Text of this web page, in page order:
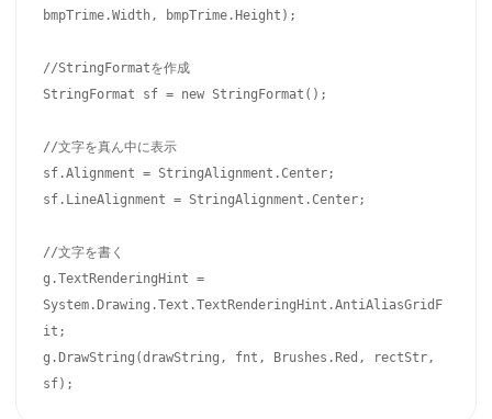
bmpTrime.Width, bmpTrime.Height);
//StringFormatを作成
StringFormat sf = new StringFormat();
//文字を真ん中に表示
sf.Alignment = StringAlignment.Center;
sf.LineAlignment = StringAlignment.Center;
//文字を書く
g.TextRenderingHint =
System.Drawing.Text.TextRenderingHint.AntiAliasGridF
it;
g.DrawString(drawString, fnt, Brushes.Red, rectStr,
sf);